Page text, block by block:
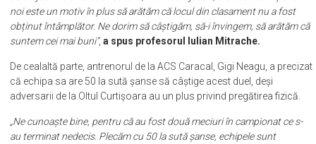
noi este un motiv în plus să arătăm că locul din clasament nu a fost
obținut întâmplător. Ne dorim să câștigăm, să-i învingem, să arătăm că
suntem cei mai buni”,a spus profesorul Iulian Mitrache.
De cealaltă parte, antrenorul de la ACS Caracal, Gigi Neagu, a precizat
că echipa sa are 50 la sută șanse să câștige acest duel, deși
adversarii de la Oltul Curtișoara au un plus privind pregătirea fizică.
„Ne cunoaște bine, pentru că au fost două meciuri în campionat ce s-
au terminat nedecis. Plecăm cu 50 la sută șanse, echipele sunt